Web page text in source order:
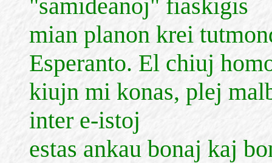
"samideanoj" fiaskigis
mian planon krei
Esperanto. El chiuj
kiujn mi konas, plej
inter e-istoj
estas ankau bonaj kaj